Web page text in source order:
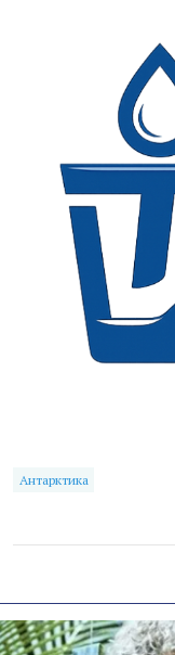
Антарктика